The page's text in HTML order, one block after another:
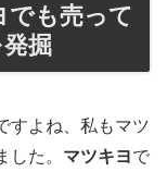
でも売って
掘
すよね、私もマツ
した。 マツキヨで